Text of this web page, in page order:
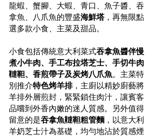
龍蝦、蟹腳、大蝦、青口、魚子醬、吞
拿魚、八爪魚的豐盛海鮮塔，再無限點
選多款小食、主菜及甜品。
小食包括傳統意大利菜式吞拿魚醬伴慢
煮小牛肉、手工布拉塔芝士、手切牛肉
韃靼、香煎帶子及炭烤八爪魚。主菜特
別推介特色烤羊排，主廚以精妙廚藝將
羊排外層煎封，緊緊鎖住肉汁，讓賓客
品嚐到外香內嫩的迷人質感。另外值得
留意的是吞拿魚韃靼粗管麵 ，以意大利
羊奶芝士汁為基礎，均勻地沾於質感煙